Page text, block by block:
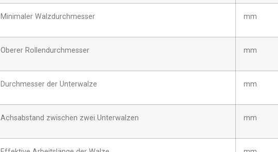
Minimaler Walzdurchmesser mm
Oberer Rollendurchmesser mm
Durchmesser der Unterwalze mm
Achsabstand zwischen zwei Unterwalzen mm